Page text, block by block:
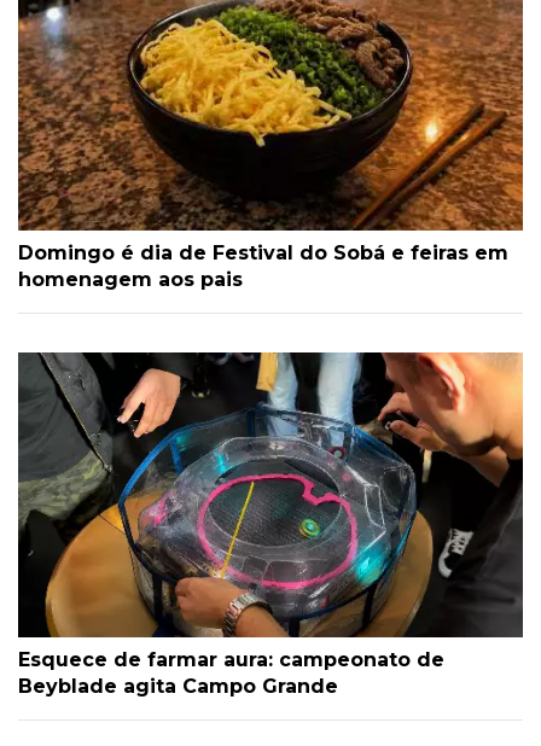
Domingo é dia de Festival do Sobá e feiras em
homenagem aos pais
Esquece de farmar aura: campeonato de
Beyblade agita Campo Grande